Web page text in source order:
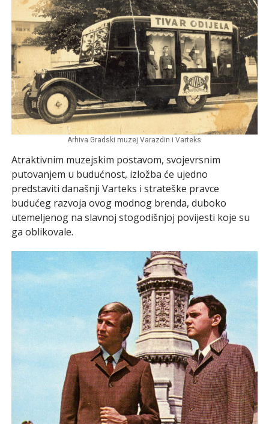
Arhiva Gradski muzej Varazdin i Varteks
Atraktivnim muzejskim postavom, svojevrsnim
putovanjem u budućnost, izložba će ujedno
predstaviti današnji Varteks i strateške pravce
budućeg razvoja ovog modnog brenda, duboko
utemeljenog na slavnoj stogodišnjoj povijesti koje su
ga oblikovale.